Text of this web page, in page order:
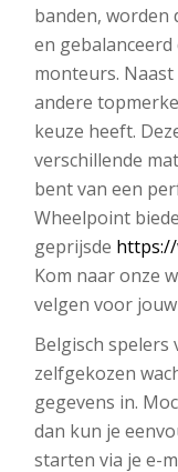
banden, worden
en
monteurs.
andere
keuze heeft.
verschillende
bent van een
Wheelpoint
geprijsde
Kom naar onze
velgen voor
Belgisch spelers
zelfgekozen
gegevens in.
dan kun je
starten via je e-